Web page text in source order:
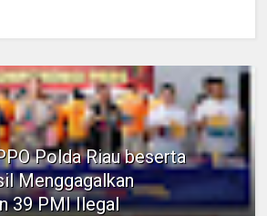
Polda Riau beserta
Menggagalkan
39 PMI Ilegal